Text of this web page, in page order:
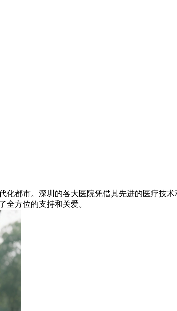
市。深圳的各大医院凭借其先进的医疗技术
全方位的支持和关爱。